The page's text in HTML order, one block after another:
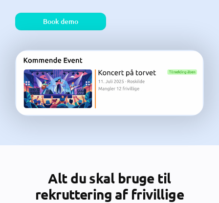
Book demo
Alt du skal bruge til
rekruttering af frivillige